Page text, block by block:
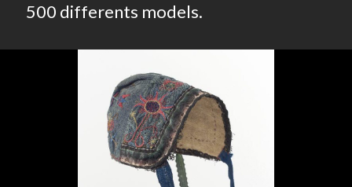
500 differents models.